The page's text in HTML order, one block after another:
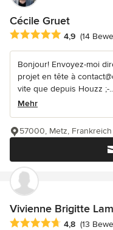
Cécile Gruet
Durchschnittliche
4,9 (14
Bonjour! Envoyez-moi
projet en tête à
vite que depuis Houzz ;-
Mehr
57000, Metz, Frankreich
Vivienne Brigitte
Durchschnittliche
4,8 (13